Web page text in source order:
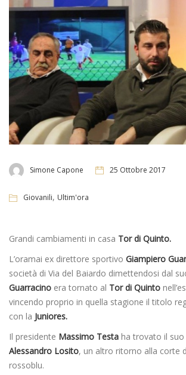
Simone Capone 25 Ottobre 2017
Giovanili, Ultim'ora
Grandi cambiamenti in casa Tor di Quinto.
L’oramai ex direttore sportivo Giampiero
società di Via del Baiardo dimettendosi dal
Guarracino era tornato al Tor di Quinto
vincendo proprio in quella stagione il titolo
con la Juniores.
Il presidente Massimo Testa ha trovato il
Alessandro Losito, un altro ritorno alla corte
rossoblu.